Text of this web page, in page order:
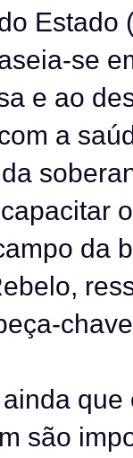
Estado
se
e ao
a
da
são